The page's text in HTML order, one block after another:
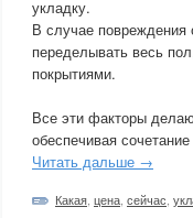
укладку.
В случае повреждения
переделывать весь
покрытиями.
Все эти факторы
обеспечивая
Читать дальше →
Какая цена сейчас